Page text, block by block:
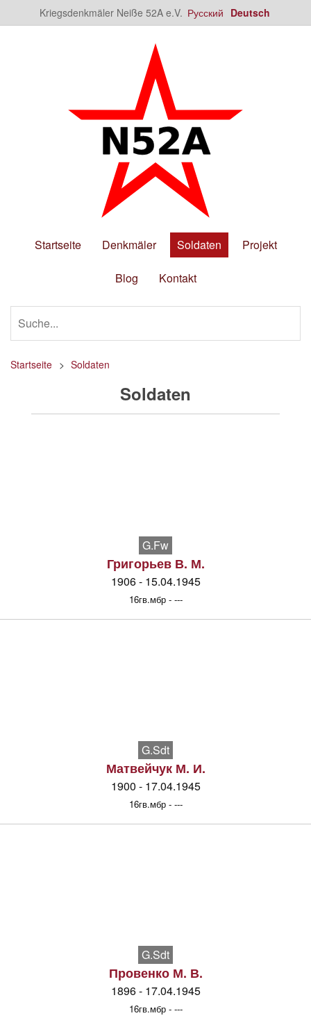
Kriegsdenkmäler Neiße 52A e.V. Русский Deutsch
Startseite Denkmäler Soldaten Projekt
Blog Kontakt
Startseite Soldaten
Soldaten
G.Fw
Григорьев В. М.
1906 - 15.04.1945
16гв.мбр - ---
G.Sdt
Матвейчук М. И.
1900 - 17.04.1945
16гв.мбр - ---
G.Sdt
Провенко М. В.
1896 - 17.04.1945
16гв.мбр - ---